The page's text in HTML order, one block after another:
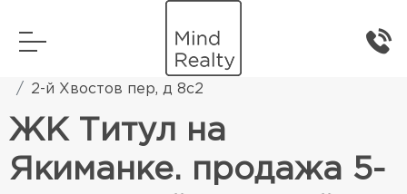
Элитная жилая недвижимость
2-й Хвостов пер, д 8с2
ЖК Титул на
Якиманке. продажа 5-